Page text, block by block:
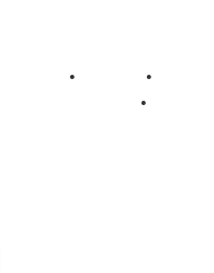
• •
•